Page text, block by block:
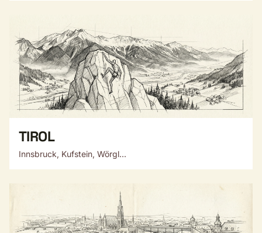
TIROL
Innsbruck, Kufstein, Wörgl...